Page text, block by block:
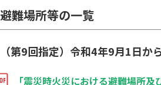
避難場所等の一覧
（第9回指定）令和4年9月1日か
「震災時火災における避難場所及